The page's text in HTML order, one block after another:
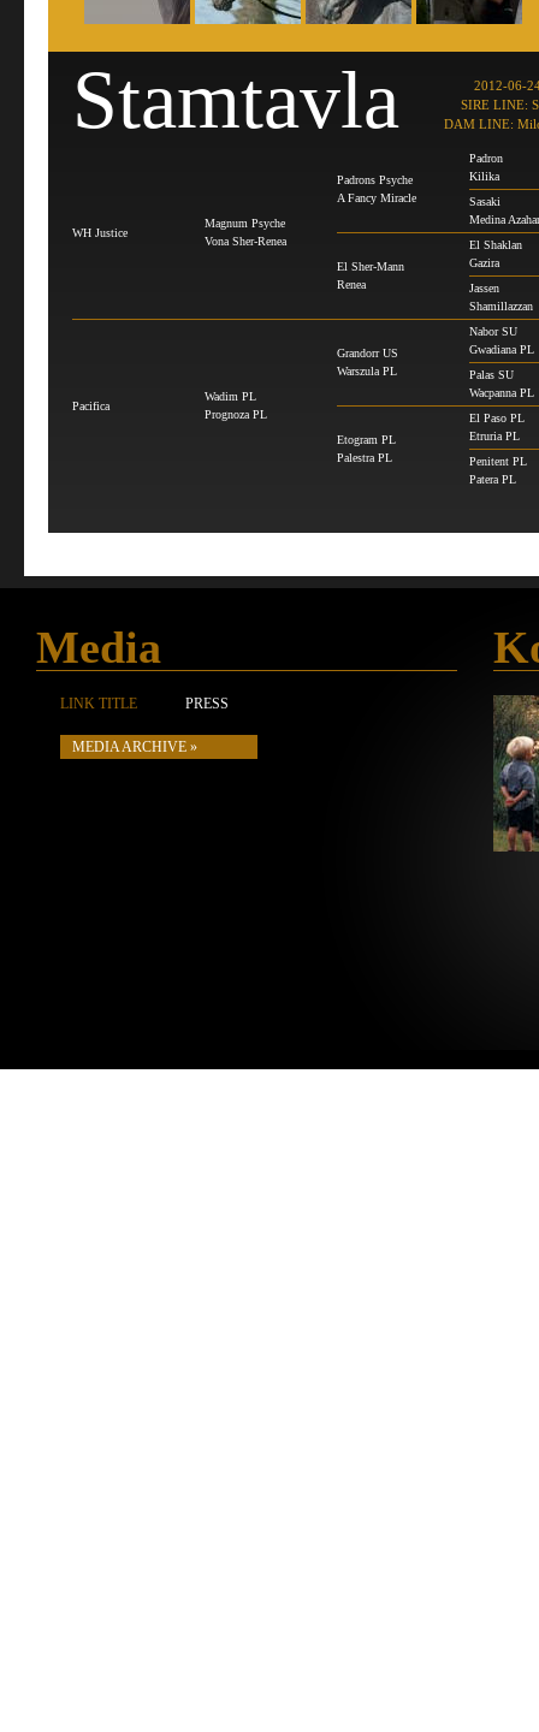
Stamtavla
2012-06-
SIRE LINE:
DAM LINE:
WH Justice
Magnum Psyche
Vona Sher-Renea
Padrons Psyche
A Fancy Miracle
Padron
Kilika
Sasaki
Medina
El Sher-Mann
Renea
El Shaklan
Gazira
Jassen
Shamillazzan
Pacifica
Wadim PL
Prognoza PL
Grandorr US
Warszula PL
Nabor SU
Gwadiana PL
Palas SU
Wacpanna PL
Etogram PL
Palestra PL
El Paso PL
Etruria PL
Penitent PL
Patera PL
Media
LINK TITLE PRESS
MEDIA ARCHIVE »